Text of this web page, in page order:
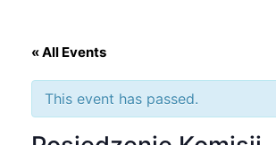
« All Events
This event has passed.